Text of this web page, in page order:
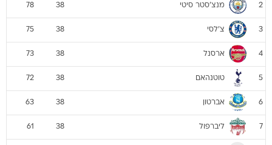
2 מנצ'סטר סיטי 38
78
3 צ'לסי 38
75
4 ארסנל 38
73
5 טוטנהאם 38
72
6 אברטון 38
63
7 ליברפול 38
61